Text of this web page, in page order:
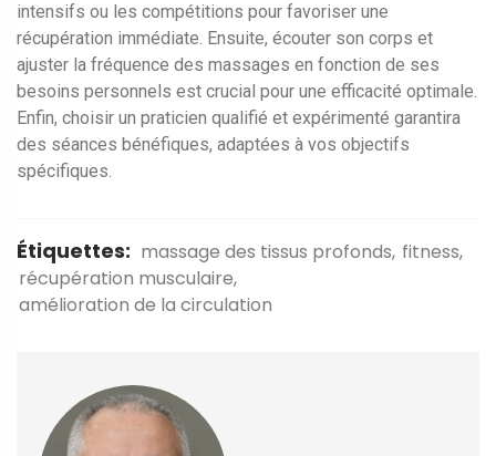
intensifs ou les compétitions pour favoriser une
récupération immédiate. Ensuite, écouter son corps et
ajuster la fréquence des massages en fonction de ses
besoins personnels est crucial pour une efficacité optimale.
Enfin, choisir un praticien qualifié et expérimenté garantira
des séances bénéfiques, adaptées à vos objectifs
spécifiques.
Étiquettes: massage des tissus profonds fitness
récupération musculaire
amélioration de la circulation